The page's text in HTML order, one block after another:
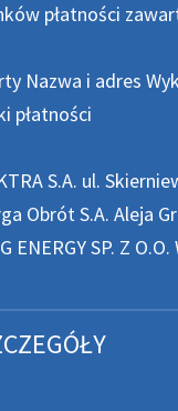
płatności
Nazwa i adres
płatności
S.A. ul.
Obrót S.A. Aleja
ENERGY SP. Z